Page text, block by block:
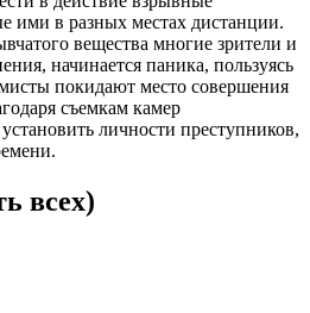
ими в разных местах дистанции.
вещества многие зрители и
начинается паника, пользуясь
покидают место совершения
съемкам камер
личности преступников,
всех)